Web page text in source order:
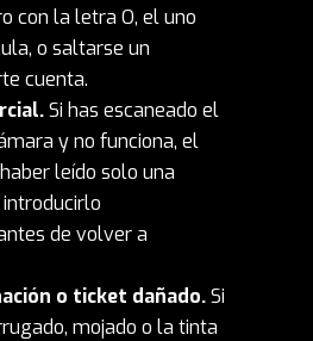
con la letra O, el uno
o saltarse un
cuenta.
Si has escaneado el
y no funciona, el
leído solo una
de volver a
o ticket dañado.Si
mojado o la tinta